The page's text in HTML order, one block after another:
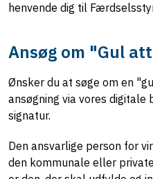
henvende dig til
Ansøg om "Gul
Ønsker du at søge om en
ansøgning via vores
signatur.
Den ansvarlige person for
den kommunale eller